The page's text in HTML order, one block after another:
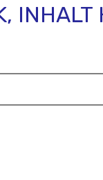
INHALT